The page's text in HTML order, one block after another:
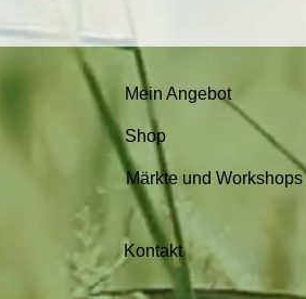
Mein Angebot
Shop
Märkte und Workshops
Kontakt